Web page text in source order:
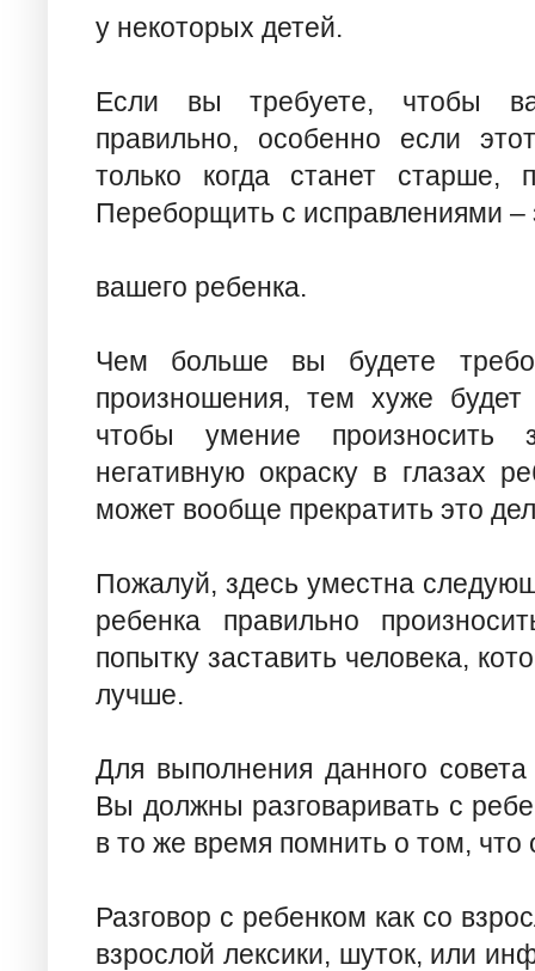
у некоторых детей.
Если вы требуете, чтобы
правильно, особенно если
только когда станет старше,
Переборщить с исправлениями –
вашего ребенка.
Чем больше вы будете
произношения, тем хуже
чтобы умение произносить
негативную окраску в глазах
может вообще прекратить это
Пожалуй, здесь уместна
ребенка правильно
попытку заставить человека,
лучше.
Для выполнения данного
Вы должны разговаривать с
в то же время помнить о том, что
Разговор с ребенком как со
взрослой лексики, шуток, или